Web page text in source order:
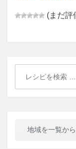
(まだ評
地域を一覧か